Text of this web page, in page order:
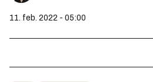
11. feb. 2022 - 05:00